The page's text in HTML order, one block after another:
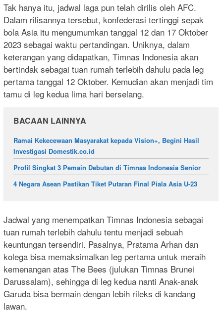
Tak hanya itu, jadwal laga pun telah dirilis oleh AFC.
Dalam rilisannya tersebut, konfederasi tertinggi sepak
bola Asia itu mengumumkan tanggal 12 dan 17 Oktober
2023 sebagai waktu pertandingan. Uniknya, dalam
keterangan yang didapatkan, Timnas Indonesia akan
bertindak sebagai tuan rumah terlebih dahulu pada leg
pertama tanggal 12 Oktober. Kemudian akan menjadi tim
tamu di leg kedua lima hari berselang.
BACAAN LAINNYA
Ramai Kekecewaan Masyarakat kepada Vision+, Begini Hasil
Investigasi Domestik.co.id
Profil Singkat 3 Pemain Debutan di Timnas Indonesia Senior
4 Negara Asean Pastikan Tiket Putaran Final Piala Asia U-23
Jadwal yang menempatkan Timnas Indonesia sebagai
tuan rumah terlebih dahulu tentu menjadi sebuah
keuntungan tersendiri. Pasalnya, Pratama Arhan dan
kolega bisa memaksimalkan leg pertama untuk meraih
kemenangan atas The Bees (julukan Timnas Brunei
Darussalam), sehingga di leg kedua nanti Anak-anak
Garuda bisa bermain dengan lebih rileks di kandang
lawan.